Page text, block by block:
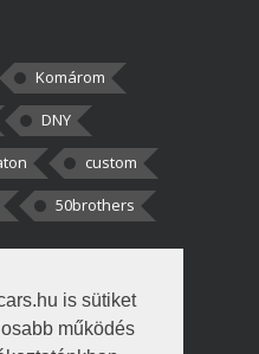
is sütiket
működés
Komárom
DNY
custom
50brothers
Én csak két
hogy fél autót,